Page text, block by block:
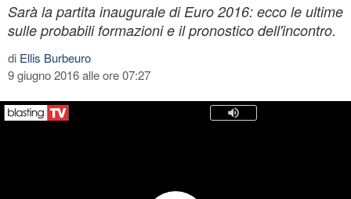
Sarà la partita inaugurale di Euro 2016: ecco le ultime
sulle probabili formazioni e il pronostico dell'incontro.
di Ellis Burbeuro
9 giugno 2016 alle ore 07:27